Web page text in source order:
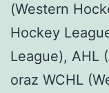
(Western
Hockey
League), AHL
oraz WCHL